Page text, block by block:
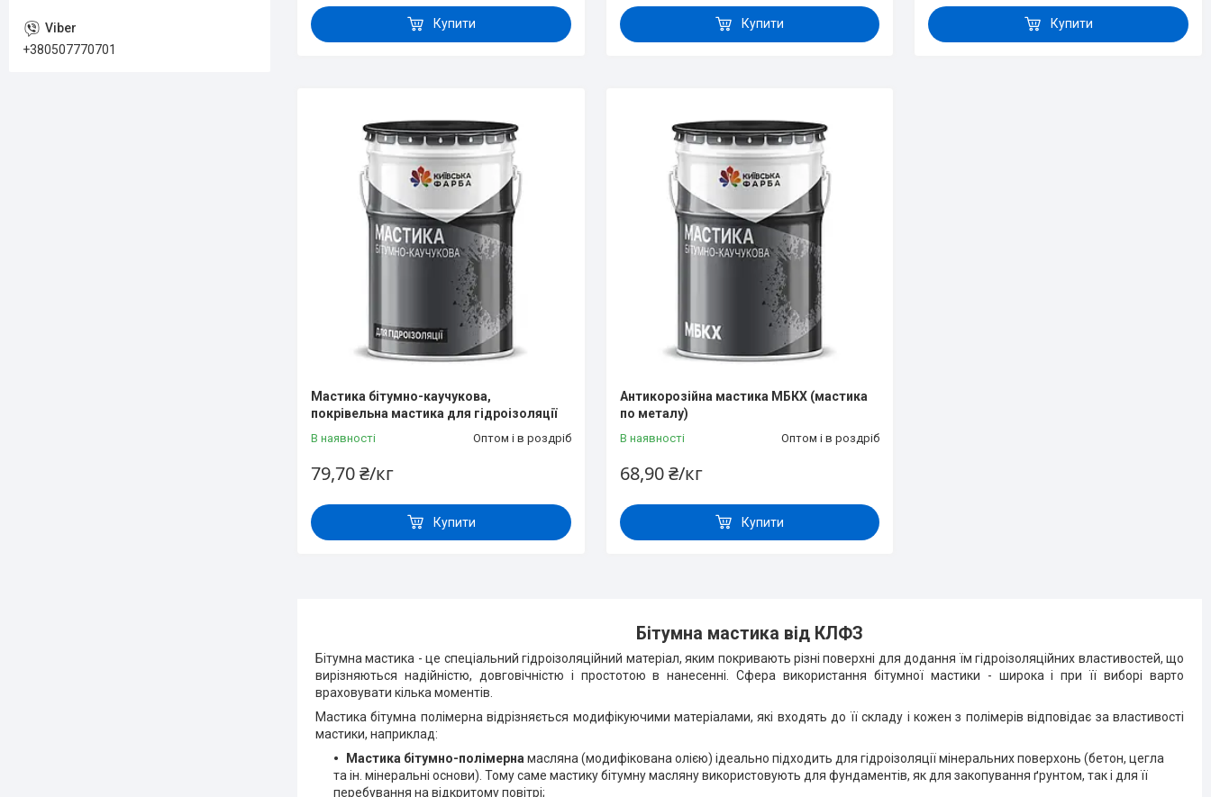
Купити Купити Купити
Мастика бітумно-каучукова,
покрівельна мастика для гідроізоляції
В наявності Оптом і в роздріб
79,70 ₴/кг
Купити
Антикорозійна мастика МБКХ (мастика
по металу)
В наявності Оптом і в роздріб
68,90 ₴/кг
Купити
Бітумна мастика від КЛФЗ
Бітумна мастика - це спеціальний гідроізоляційний матеріал, яким покривають різні поверхні для додання їм гідроізоляційних властивостей, що
вирізняються надійністю, довговічністю і простотою в нанесенні. Сфера використання бітумної мастики - широка і при її виборі варто
враховувати кілька моментів.
Мастика бітумна полімерна відрізняється модифікуючими матеріалами, які входять до її складу і кожен з полімерів відповідає за властивості
мастики, наприклад:
Мастика бітумно-полімерна масляна (модифікована олією) ідеально підходить для гідроізоляції мінеральних поверхонь (бетон, цегла
та ін. мінеральні основи). Тому саме мастику бітумну масляну використовують для фундаментів, як для закопування ґрунтом, так і для її
перебування на відкритому повітрі;
+380507770701